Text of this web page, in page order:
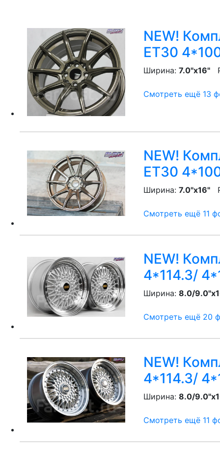
NEW!
ET30
Ширина: 7.0"x16"
Смотреть ещё 13
NEW!
ET30
Ширина: 7.0"x16"
Смотреть ещё 11
NEW!
4*114.3/
Ширина: 8.0/
Смотреть ещё 20
NEW!
4*114.3/
Ширина: 8.0/
Смотреть ещё 11